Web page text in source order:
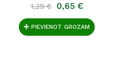
1,29 € 0,65 €
PIEVIENOT GROZAM